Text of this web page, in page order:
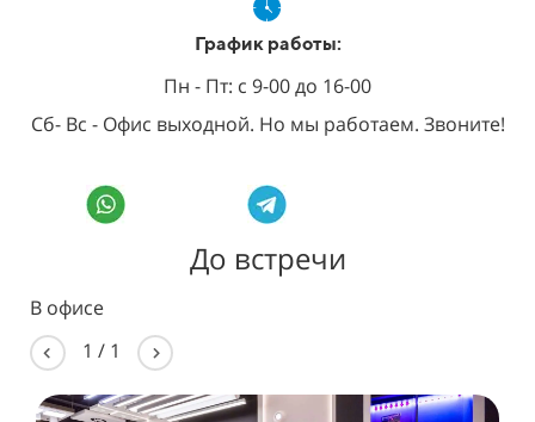
График работы:
Пн - Пт: с 9-00 до 16-00
Сб- Вс - Офис выходной. Но мы работаем. Звоните!
До встречи
В офисе
1 / 1